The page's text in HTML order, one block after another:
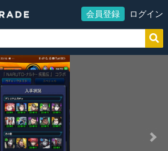
会員登録 ログイン